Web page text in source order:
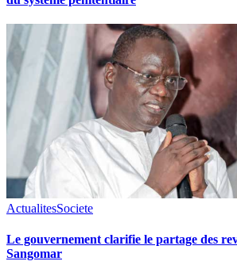
ActualitesSociete
Le gouvernement clarifie le partage des
Sangomar